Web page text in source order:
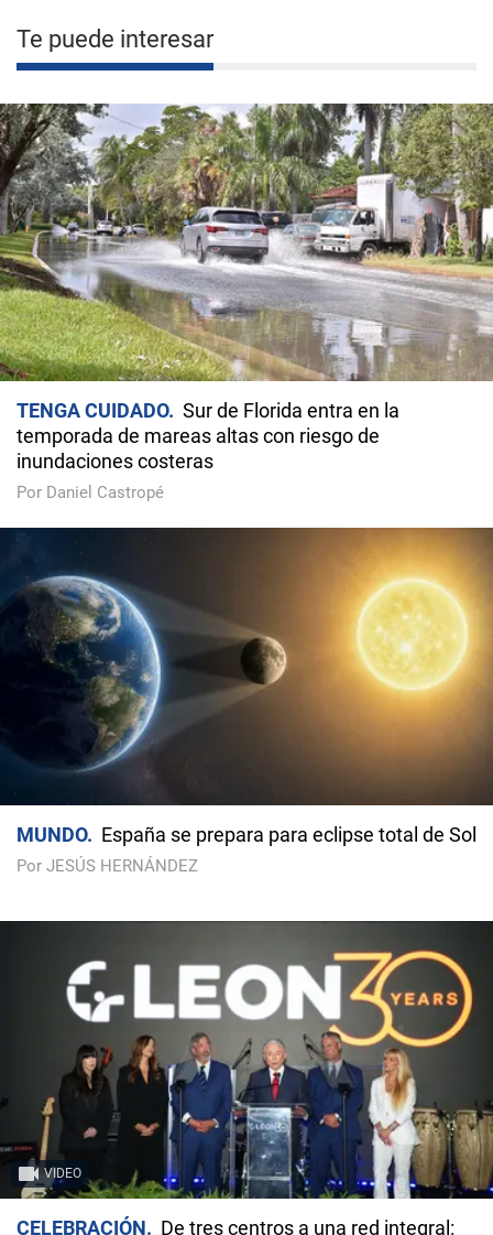
Te puede interesar
TENGA CUIDADO
Sur de Florida entra en la
temporada de mareas altas con riesgo de
inundaciones costeras
Por Daniel Castropé
MUNDO España se prepara para eclipse total de Sol
Por JESÚS HERNÁNDEZ
VIDEO
CELEBRACIÓN
De tres centros a una red integral: